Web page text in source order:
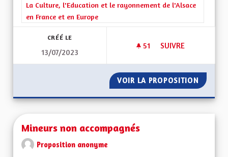
Filtrer les résultats de la catégorie : La Culture, l'Education et
La Culture, l'Education et le rayonnement de l'Alsace
en France et en Europe
CRÉÉ LE
13/07/2023
51 51 ABONNÉS
SUIVRE
VOIR LA PROPOSITION
Mineurs non accompagnés
Proposition anonyme